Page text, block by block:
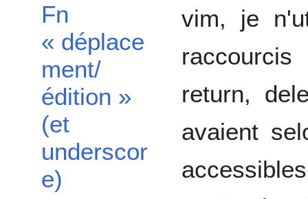
Fn
« déplace
ment/
édition »
(et
underscor
e)
vim, je
return,
avaient